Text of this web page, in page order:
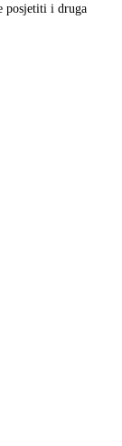
posjetiti i druga